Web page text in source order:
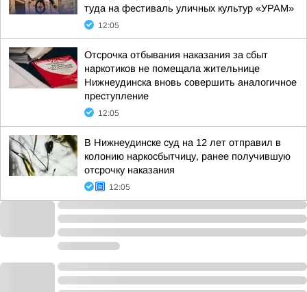
туда на фестиваль уличных культур «УРАМ»
12:05
Отсрочка отбывания наказания за сбыт
наркотиков не помещала жительнице
Нижнеудинска вновь совершить аналогичное
преступление
12:05
В Нижнеудинске суд на 12 лет отправил в
колонию наркосбытчицу, ранее получившую
отсрочку наказания
12:05